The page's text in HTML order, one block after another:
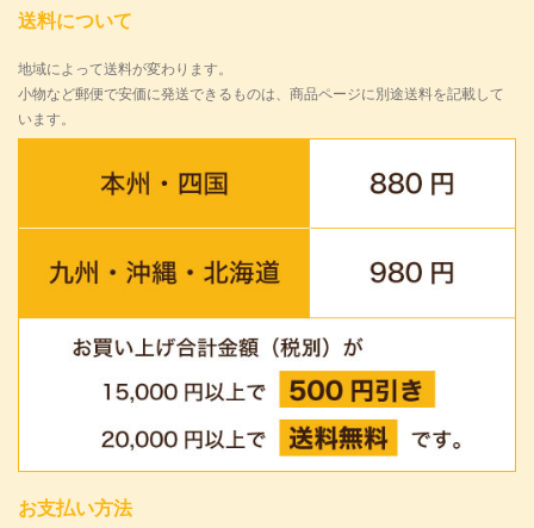
送料について
地域によって送料が変わります。
小物など郵便で安価に発送できるものは、商品ページに別途送料を記載して
います。
お支払い方法